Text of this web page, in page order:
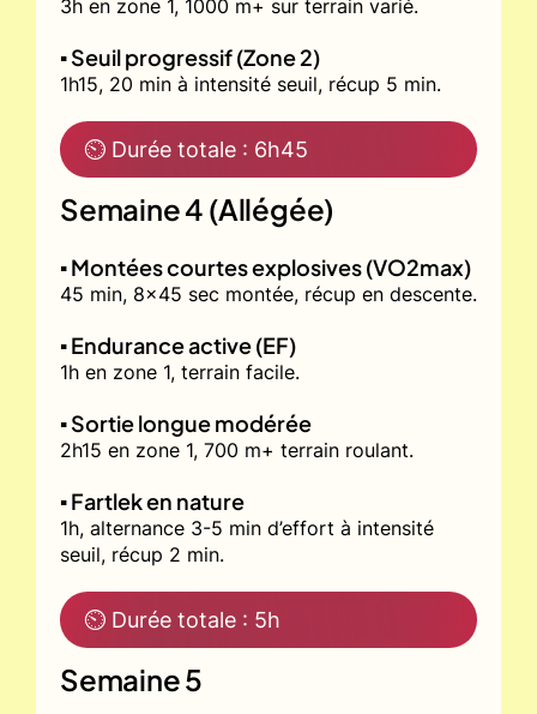
3h en zone 1, 1000 m+ sur terrain varié.
▪️ Seuil progressif (Zone 2)
1h15, 20 min à intensité seuil, récup 5 min.
⏲ Durée totale : 6h45
Semaine 4 (Allégée)
▪️ Montées courtes explosives (VO2max)
45 min, 8x45 sec montée, récup en descente.
▪️ Endurance active (EF)
1h en zone 1, terrain facile.
▪️ Sortie longue modérée
2h15 en zone 1, 700 m+ terrain roulant.
▪️ Fartlek en nature
1h, alternance 3-5 min d’effort à intensité
seuil, récup 2 min.
⏲ Durée totale : 5h
Semaine 5